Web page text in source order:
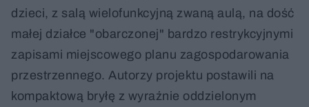
dzieci, z salą wielofunkcyjną zwaną aulą, na dość
małej działce "obarczonej" bardzo restrykcyjnymi
zapisami miejscowego planu zagospodarowania
przestrzennego. Autorzy projektu postawili na
kompaktową bryłę z wyraźnie oddzielonym